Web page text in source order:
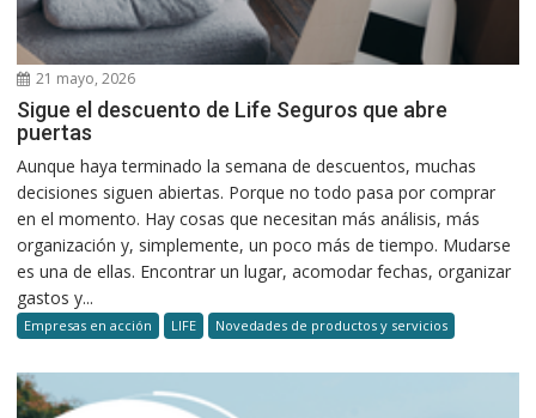
21 mayo, 2026
Sigue el descuento de Life Seguros que abre
puertas
Aunque haya terminado la semana de descuentos, muchas
decisiones siguen abiertas. Porque no todo pasa por comprar
en el momento. Hay cosas que necesitan más análisis, más
organización y, simplemente, un poco más de tiempo. Mudarse
es una de ellas. Encontrar un lugar, acomodar fechas, organizar
gastos y...
Empresas en acción LIFE Novedades de productos y servicios